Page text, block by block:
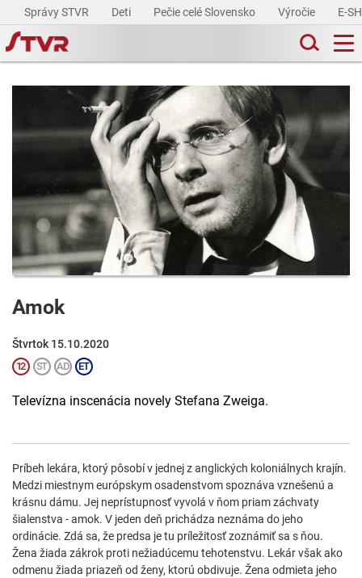
Správy STVR Deti Pečie celé Slovensko Výročie E-
Amok
Štvrtok 15.10.2020
Televízna inscenácia novely Stefana Zweiga.
Príbeh lekára, ktorý pôsobí v jednej z anglických koloniálnych krajín.
Medzi miestnym európskym osadenstvom spoznáva vznešenú a
krásnu dámu. Jej neprístupnosť vyvolá v ňom priam záchvaty
šialenstva - amok. V jeden deň prichádza neznáma do jeho
ordinácie. Zdá sa, že predsa je tu príležitosť zoznámiť sa s ňou.
Žena žiada zákrok proti nežiadúcemu tehotenstvu. Lekár však ako
odmenu žiada priazeň od ženy, ktorú obdivuje. Žena odmieta jeho